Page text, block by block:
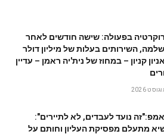
בפעולה: שישה חודשים לאחר
השירותים בעלות של מיליון דולר
קניון – במחוז של נית'יה ראמן – עדיין
נועד לעבדים, לא לתיירים":
מתעלם מפסיקת העליון וחותם על